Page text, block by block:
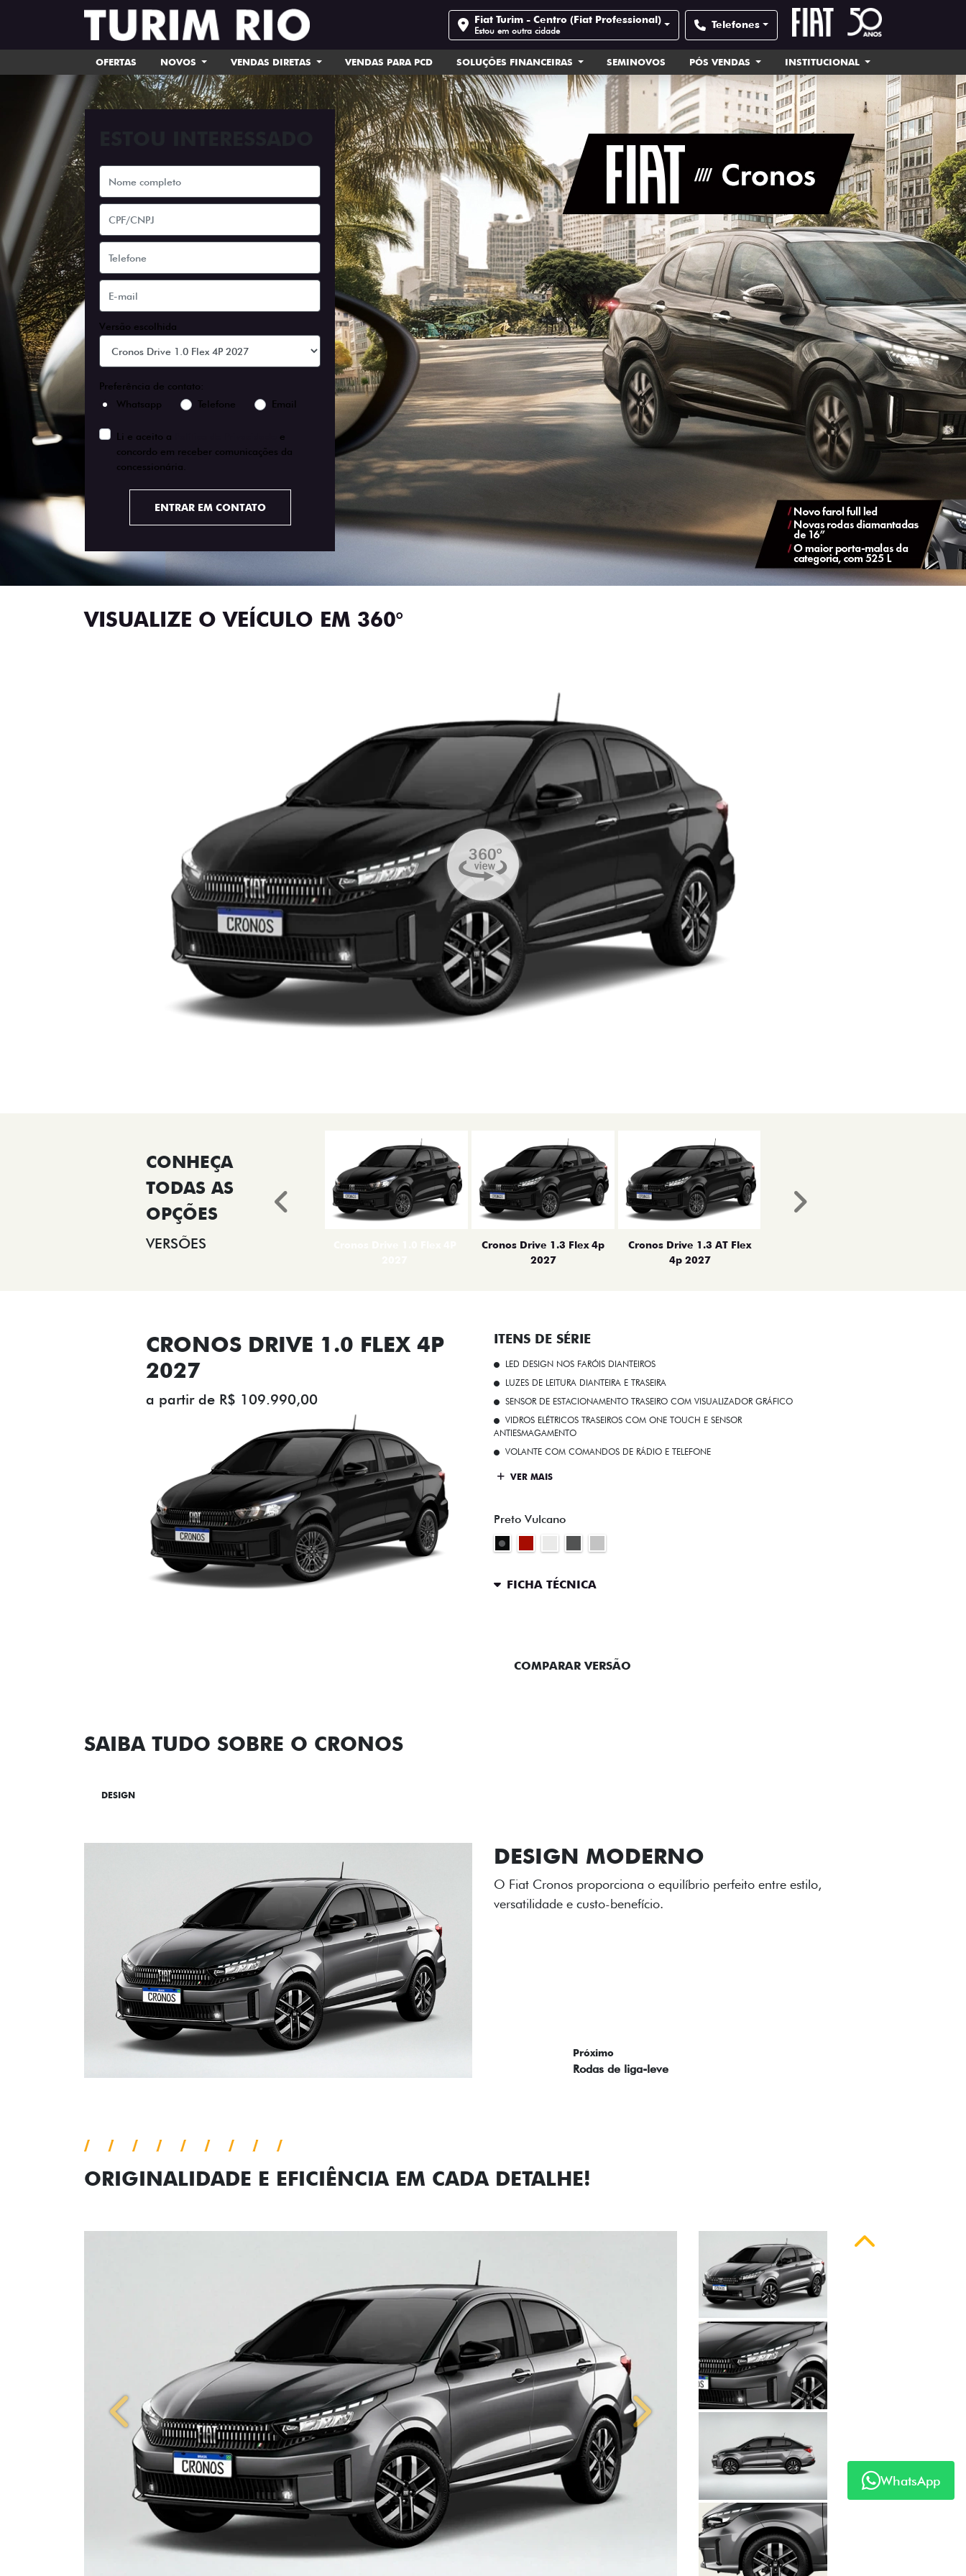
Fiat Turim - Centro (Fiat Professional)
Estou em outra cidade Telefones
OFERTAS NOVOS VENDAS DIRETAS VENDAS PARA PCD SOLUÇÕES FINANCEIRAS SEMINOVOS PÓS VENDAS INSTITUCIONAL
Versão escolhida
Preferência de contato:
Whatsapp
Telefone Email
Li e aceito a
e
concordo em receber comunicações da
concessionária.
ENTRAR EM CONTATO
VISUALIZE O VEÍCULO EM 360°
VERSÕES
Cronos Drive 1.3 Flex 4p
2027
Cronos Drive 1.3 AT Flex
4p 2027
Anterior Próximo
CRONOS DRIVE 1.0 FLEX 4P
2027
a partir de R$ 109.990,00
ITENS DE SÉRIE
LED DESIGN NOS FARÓIS DIANTEIROS
LUZES DE LEITURA DIANTEIRA E TRASEIRA
SENSOR DE ESTACIONAMENTO TRASEIRO COM VISUALIZADOR GRÁFICO
VIDROS ELÉTRICOS TRASEIROS COM ONE TOUCH E SENSOR
ANTIESMAGAMENTO
VOLANTE COM COMANDOS DE RÁDIO E TELEFONE
VER MAIS
Preto Vulcano
FICHA TÉCNICA
COMPARAR VERSÃO
SAIBA TUDO SOBRE O CRONOS
DESIGN
RODAS DE LIGA-LEVE
As rodas de liga leve com desenho dinâmico e acabamento
diamantado elevam o estilo do Fiat Cronos, trazendo mais
ORIGINALIDADE E EFICIÊNCIA EM CADA DETALHE!
Anterior
WhatsApp